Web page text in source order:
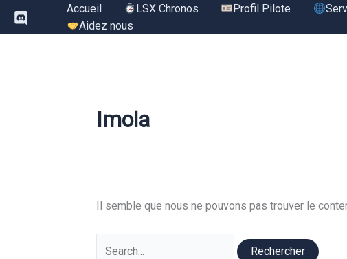
Aller
Accueil LSX Chronos Profil Pilote
Aidez nous
Imola
Il semble que nous ne pouvons pas trouver le